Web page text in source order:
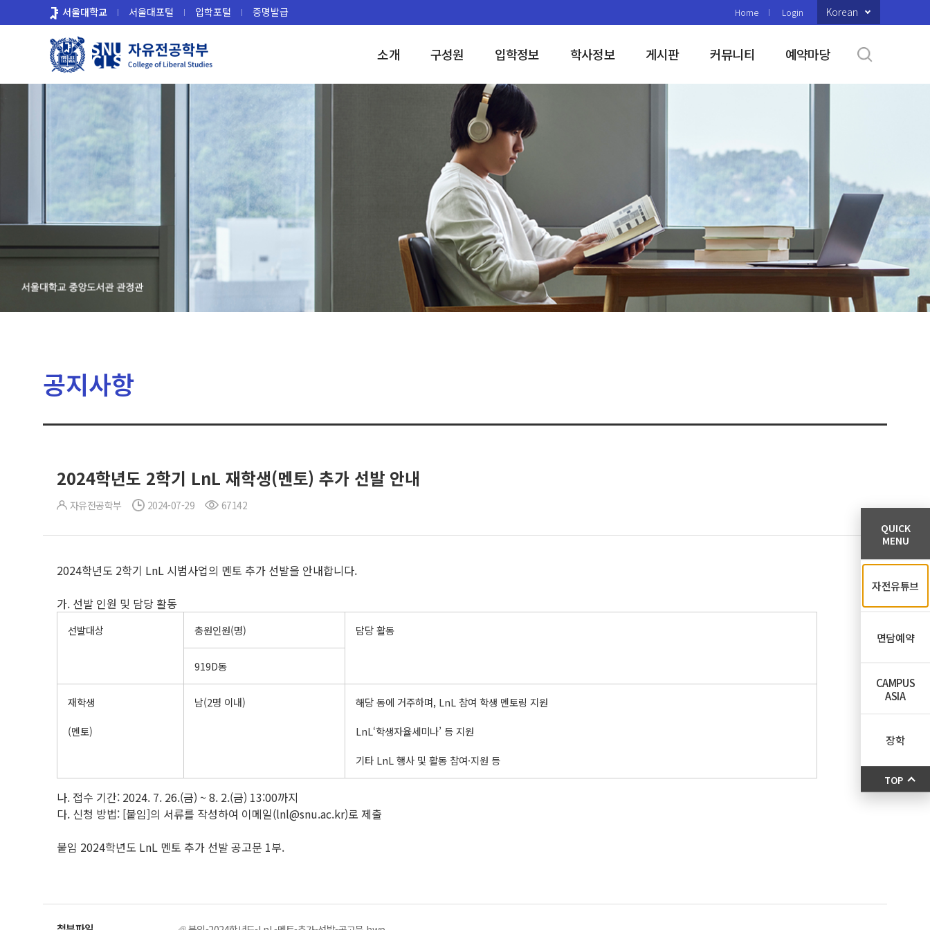
로
서울대학교 서울대포털 입학포털 증명발급 Home Login Korean
소개 구성원 입학정보 학사정보 게시판 커뮤니티 예약마당
공지사항
2024학년도 2학기 LnL 재학생(멘토) 추가 선발 안내
자유전공학부 2024-07-29 67142
2024학년도 2학기 LnL 시범사업의 멘토 추가 선발을 안내합니다.
가. 선발 인원 및 담당 활동
선발대상 충원인원(명) 담당 활동
919D동
재학생
(멘토)
남(2명 이내)
해당 동에 거주하며, LnL 참여 학생 멘토링 지원
LnL‘학생자율세미나’ 등 지원
기타 LnL 행사 및 활동 참여·지원 등
나. 접수 기간: 2024. 7. 26.(금) ~ 8. 2.(금) 13:00까지
다. 신청 방법: [붙임]의 서류를 작성하여 이메일(lnl@snu.ac.kr)로 제출
붙임 2024학년도 LnL 멘토 추가 선발 공고문 1부.
QUICK
MENU
자전유튜브
면담예약
CAMPUS
ASIA
장학
TOP